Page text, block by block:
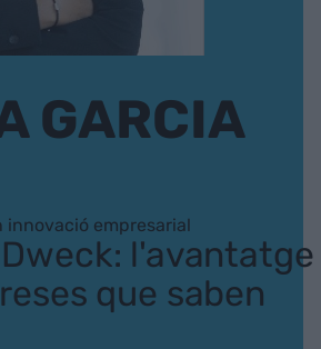
GARCIA
innovació empresarial
l'avantatge
que saben